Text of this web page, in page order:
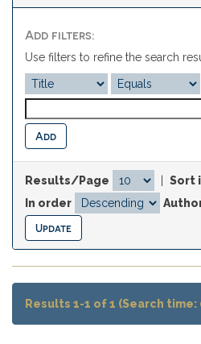
Add filters:
Use filters to refine the search
Results/Page
Sort
In order
Results 1-1 of 1 (Search